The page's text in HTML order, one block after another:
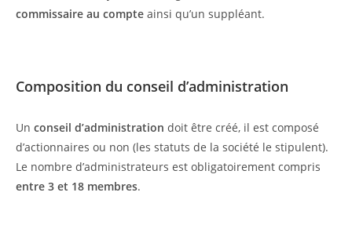
commissaire au compte ainsi qu’un suppléant.
Composition du conseil d’administration
Un conseil d’administration doit être créé, il est composé
d’actionnaires ou non (les statuts de la société le stipulent).
Le nombre d’administrateurs est obligatoirement compris
entre 3 et 18 membres.